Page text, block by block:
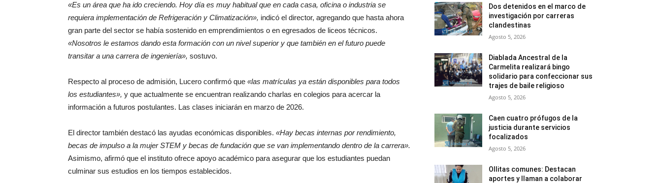
«Es un área que ha ido creciendo. Hoy día es muy habitual que en cada casa, oficina o industria se
requiera implementación de Refrigeración y Climatización», indicó el director, agregando que hasta ahora
gran parte del sector se había sostenido en emprendimientos o en egresados de liceos técnicos.
«Nosotros le estamos dando esta formación con un nivel superior y que también en el futuro puede
transitar a una carrera de ingeniería», sostuvo.
Respecto al proceso de admisión, Lucero confirmó que «las matrículas ya están disponibles para todos
los estudiantes», y que actualmente se encuentran realizando charlas en colegios para acercar la
información a futuros postulantes. Las clases iniciarán en marzo de 2026.
El director también destacó las ayudas económicas disponibles. «Hay becas internas por rendimiento,
becas de impulso a la mujer STEM y becas de fundación que se van implementando dentro de la carrera».
Asimismo, afirmó que el instituto ofrece apoyo académico para asegurar que los estudiantes puedan
culminar sus estudios en los tiempos establecidos.
Dos detenidos en el marco de
investigación por carreras
clandestinas
Agosto 5, 2026
Diablada Ancestral de la
Carmelita realizará bingo
solidario para confeccionar sus
trajes de baile religioso
Agosto 5, 2026
Caen cuatro prófugos de la
justicia durante servicios
focalizados
Agosto 5, 2026
Ollitas comunes: Destacan
aportes y llaman a colaborar